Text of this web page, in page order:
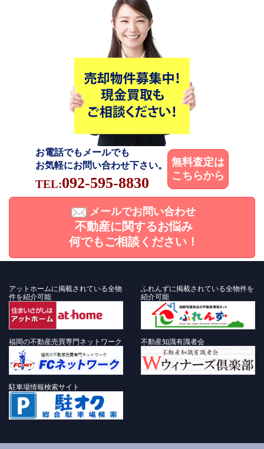
お電話でもメールでも
お気軽にお問い合わせ下さい。
TEL:092-595-8830
無料査定は
こちらから
メールでお問い合わせ
不動産に関するお悩み
何でもご相談ください！
アットホームに掲載されている全物
件を紹介可能
ふれんずに掲載されている全物件を
紹介可能
福岡の不動産売買専門ネットワーク 不動産知識有識者会
駐車場情報検索サイト